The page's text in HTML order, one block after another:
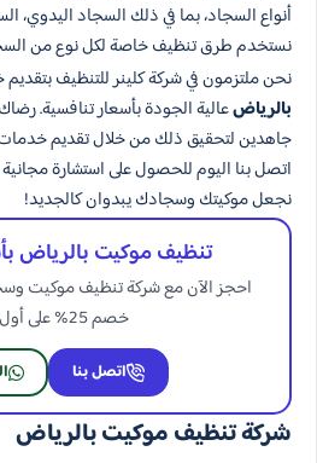
أنواع السجاد، بما في ذلك السجاد اليدوي،
نستخدم طرق تنظيف خاصة لكل نوع من
نحن ملتزمون في شركة كلينر للتنظيف
بالرياضعالية الجودة بأسعار تنافسية.
جاهدين لتحقيق ذلك من خلال تقديم خدمات
اتصل بنا اليوم للحصول على استشارة مجانية
نجعل موكيتك وسجادك يبدوان كالجديد!
تنظيف موكيت بالرياض
احجز الآن مع شركة تنظيف موكيت
خصم 25% على أول زيارة
اتصل بنا
شركة تنظيف موكيت بالرياض